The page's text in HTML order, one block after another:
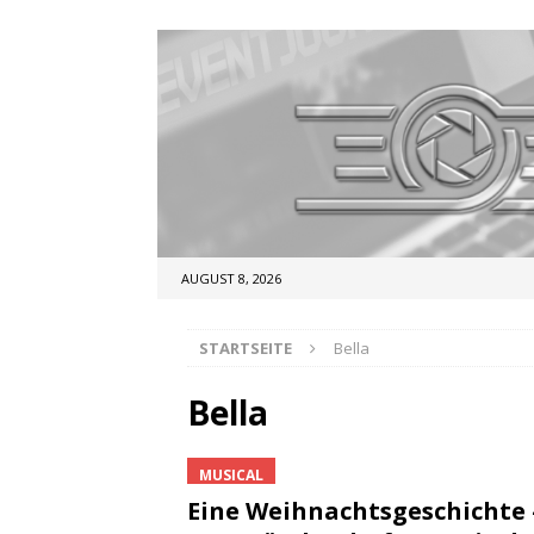
AUGUST 8, 2026
STARTSEITE Bella
Bella
MUSICAL
Eine Weihnachtsgeschichte